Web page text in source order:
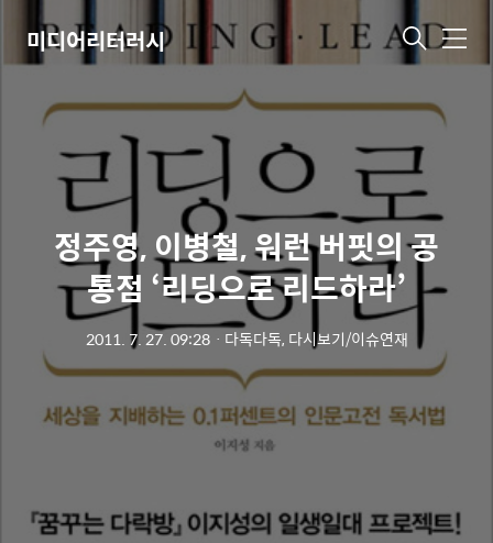
미디어리터러시 메
뉴
정주영, 이병철, 워런 버핏의 공
통점 ‘리딩으로 리드하라’
2011. 7. 27. 09:28ㆍ 다독다독, 다시보기/이슈연재